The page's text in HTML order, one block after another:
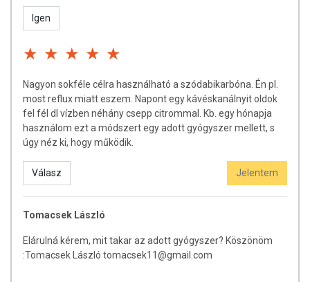
Igen
Nagyon sokféle célra használható a szódabikarbóna. Én pl.
most reflux miatt eszem. Napont egy kávéskanálnyit oldok
fel fél dl vízben néhány csepp citrommal. Kb. egy hónapja
használom ezt a módszert egy adott gyógyszer mellett, s
úgy néz ki, hogy működik.
Válasz Jelentem
Tomacsek László
Elárulná kérem, mit takar az adott gyógyszer? Köszönöm
:Tomacsek László tomacsek11@gmail.com